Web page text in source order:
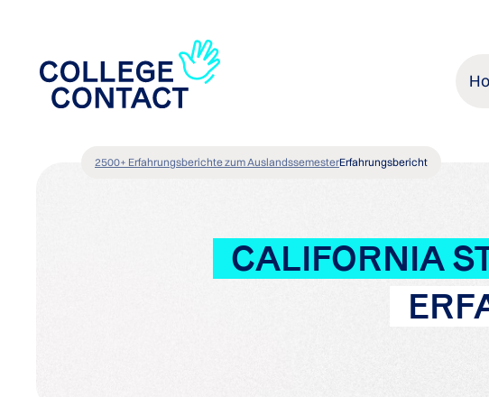
2500+ Erfahrungsberichte zum AuslandssemesterErfahrungsbericht
CALIFORNIA